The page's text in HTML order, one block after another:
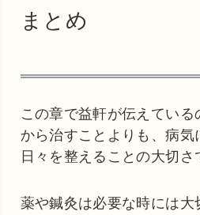
まとめ
この章で益軒が伝えている
から治すことよりも、病気
日々を整えることの大切さ
薬や鍼灸は必要な時には大